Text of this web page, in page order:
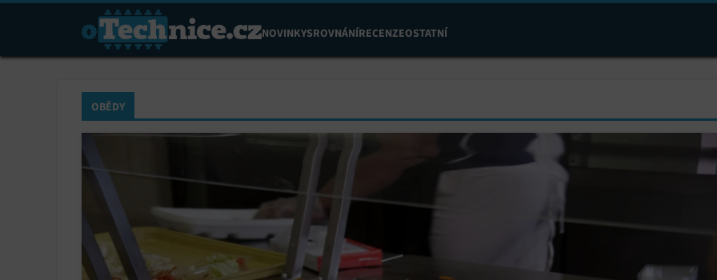
NOVINKYSROVNÁNÍRECENZEOSTATNÍ
OBĚDY